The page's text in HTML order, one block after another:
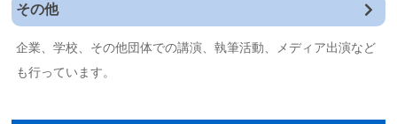
その他
企業、学校、その他団体での講演、執筆活動、メディア出演など
も行っています。